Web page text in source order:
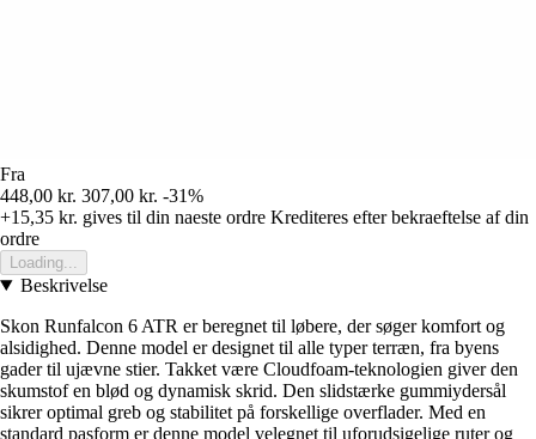
Fra
448,00 kr. 307,00 kr. -31%
+15,35 kr. gives til din naeste ordre Krediteres efter bekraeftelse af din
ordre
Loading...
Beskrivelse
Skon Runfalcon 6 ATR er beregnet til løbere, der søger komfort og
alsidighed. Denne model er designet til alle typer terræn, fra byens
gader til ujævne stier. Takket være Cloudfoam-teknologien giver den
skumstof en blød og dynamisk skrid. Den slidstærke gummiydersål
sikrer optimal greb og stabilitet på forskellige overflader. Med en
standard pasform er denne model velegnet til uforudsigelige ruter og